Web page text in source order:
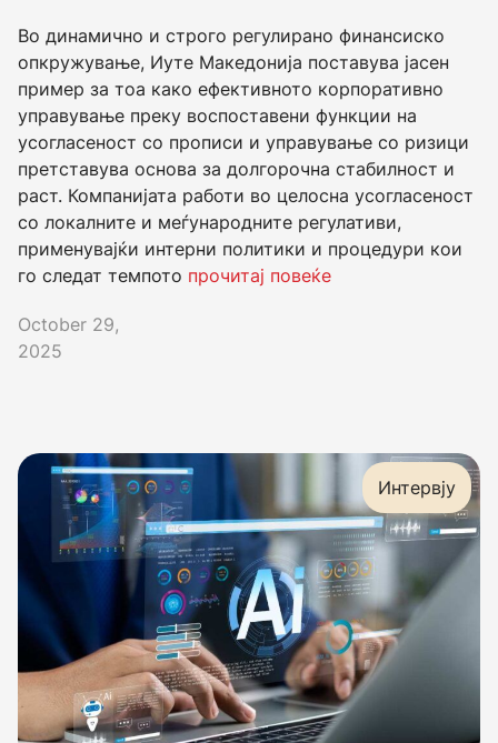
Во динамично и строго регулирано финансиско
опкружување, Иуте Македонија поставува јасен
пример за тоа како ефективното корпоративно
управување преку воспоставени функции на
усогласеност со прописи и управување со ризици
претставува основа за долгорочна стабилност и
раст. Компанијата работи во целосна усогласеност
со локалните и меѓународните регулативи,
применувајќи интерни политики и процедури кои
го следат темпото прочитај повеќе
October 29,
2025
Интервју